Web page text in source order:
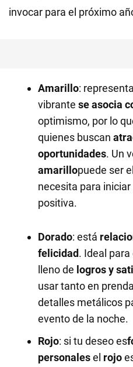
invocar para el próximo
Amarillo:
vibrante se asocia
optimismo, por lo
quienes buscan
oportunidades. Un
amarillopuede ser
necesita para
positiva.
Dorado: está
felicidad. Ideal
lleno de logros y
usar tanto en
detalles metálicos
evento de la noche.
Rojo: si tu deseo es
personalesel rojo